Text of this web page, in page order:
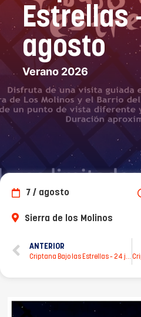
Estrellas
agosto
Verano 2026
7 / agosto
Sierra de los Molinos
ANTERIOR
Criptana Bajo las Estrellas – 24 julio